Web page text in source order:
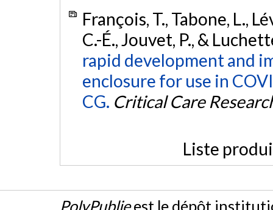
François, T., Tabone, L.,
C.-É., Jouvet, P., &
rapid development and
enclosure for use in
CG. Critical Care
Liste
PolyPublieest le dépôt